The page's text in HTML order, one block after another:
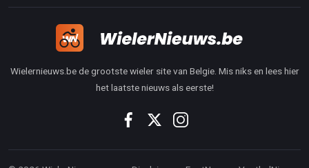
Wielernieuws.be de grootste wieler site van Belgie. Mis niks en lees hier
het laatste nieuws als eerste!